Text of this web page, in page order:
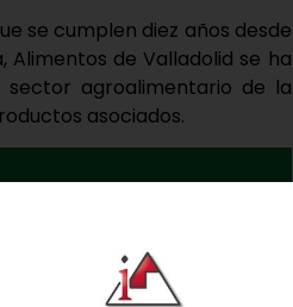
se cumplen diez años desde
Alimentos de Valladolid se ha
agroalimentario de la
asociados.